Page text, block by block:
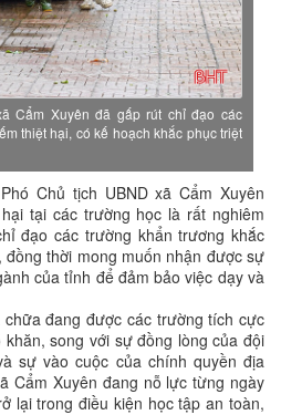
Cẩm Xuyên đã gấp rút chỉ đạo các
thiệt hại, có kế hoạch khắc phục triệt
Chủ tịch UBND xã Cẩm Xuyên
tại các trường học là rất nghiêm
đạo các trường khẩn trương khắc
thời mong muốn nhận được sự
của tỉnh để đảm bảo việc dạy và
đang được các trường tích cực
song với sự đồng lòng của đội
sự vào cuộc của chính quyền địa
Cẩm Xuyên đang nỗ lực từng ngày
lại trong điều kiện học tập an toàn,